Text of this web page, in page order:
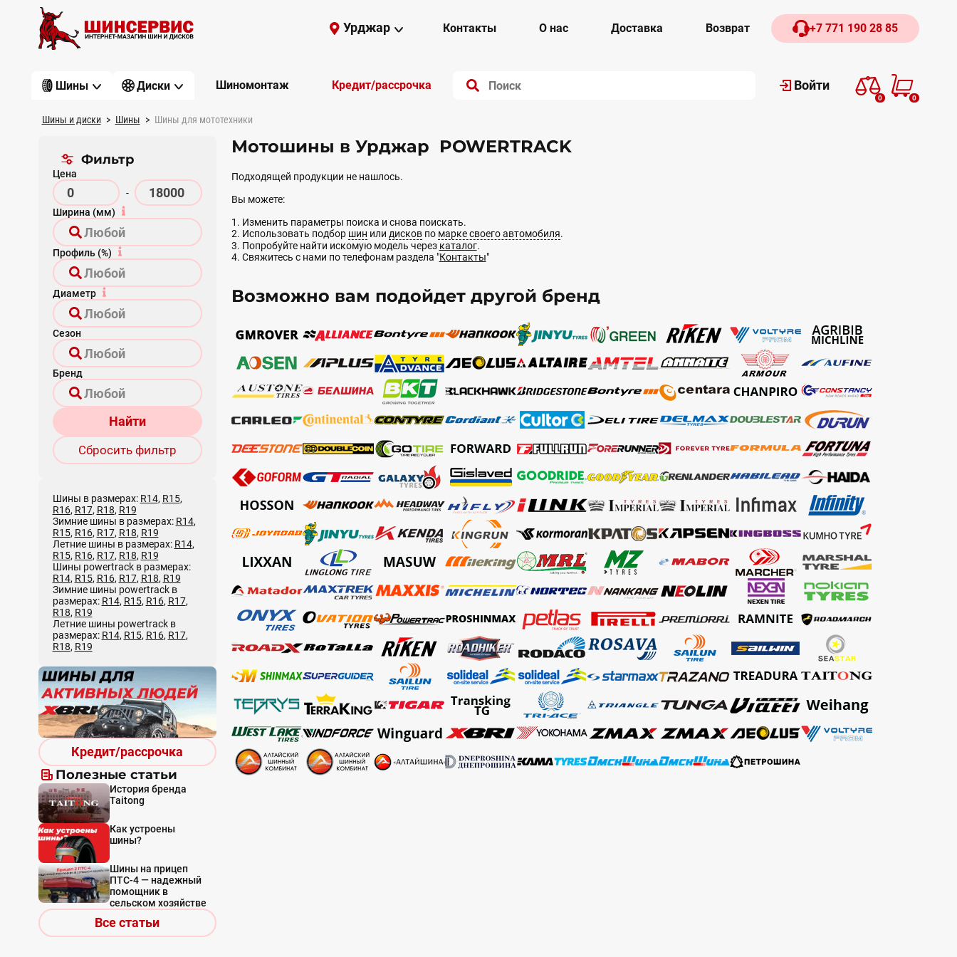
Урджар Контакты О нас Доставка Возврат +7 771 190 28 85
Шины Диски Шиномонтаж Кредит/рассрочка Войти
0 0
Шины и диски Шины Шины для мототехники
Фильтр
Цена
-
Ширина (мм)
Профиль (%)
Диаметр
Сезон
Бренд
Найти
Сбросить фильтр
Шины в размерах: R14, R15,
R16, R17, R18, R19
Зимние шины в размерах: R14,
R15, R16, R17, R18, R19
Летние шины в размерах: R14,
R15, R16, R17, R18, R19
Шины powertrack в размерах:
R14, R15, R16, R17, R18, R19
Зимние шины powertrack в
размерах: R14, R15, R16, R17,
R18, R19
Летние шины powertrack в
размерах: R14, R15, R16, R17,
R18, R19
Кредит/рассрочка
Полезные статьи
История бренда
Taitong
Как устроены
шины?
Шины на прицеп
ПТС-4 — надежный
помощник в
сельском хозяйстве
Все статьи
Мотошины в Урджар POWERTRACK
Подходящей продукции не нашлось.
Вы можете:
1. Изменить параметры поиска и снова поискать.
2. Использовать подбор шин или дисковпо марке своего автомобиля.
3. Попробуйте найти искомую модель через каталог.
4. Свяжитесь с нами по телефонам раздела "Контакты"
Возможно вам подойдет другой бренд